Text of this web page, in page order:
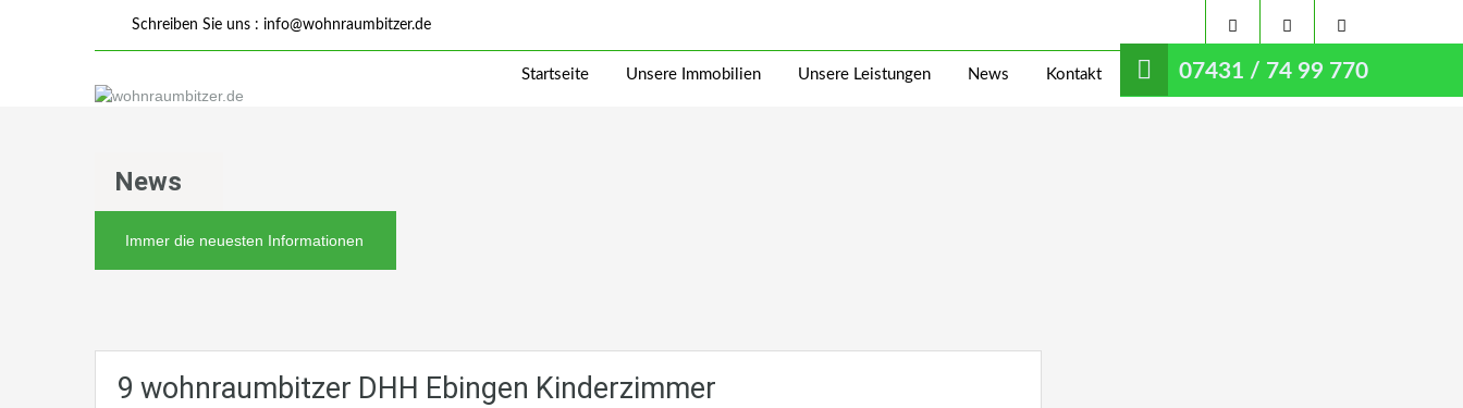
Schreiben Sie uns : info@wohnraumbitzer.de
07431 / 74 99 770
Startseite Unsere Immobilien Unsere Leistungen News Kontakt
News
Immer die neuesten Informationen
9 wohnraumbitzer DHH Ebingen Kinderzimmer